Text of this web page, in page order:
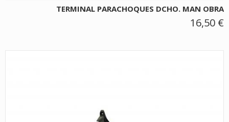
TERMINAL PARACHOQUES DCHO. MAN OBRA
16,50 €